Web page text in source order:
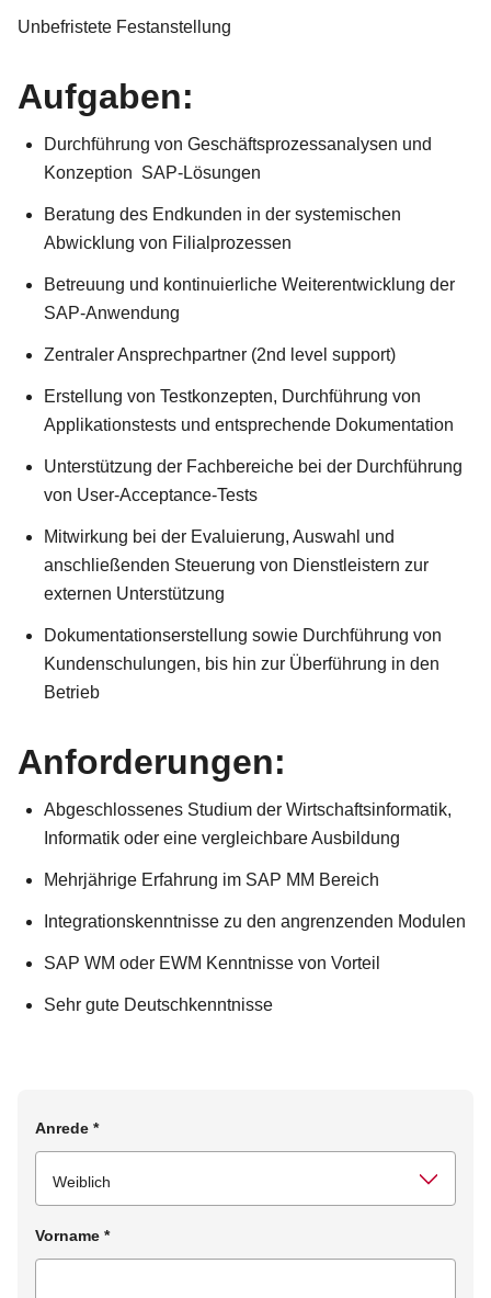
Unbefristete Festanstellung
Aufgaben:
Durchführung von Geschäftsprozessanalysen und
Konzeption SAP-Lösungen
Beratung des Endkunden in der systemischen
Abwicklung von Filialprozessen
Betreuung und kontinuierliche Weiterentwicklung der
SAP-Anwendung
Zentraler Ansprechpartner (2nd level support)
Erstellung von Testkonzepten, Durchführung von
Applikationstests und entsprechende Dokumentation
Unterstützung der Fachbereiche bei der Durchführung
von User-Acceptance-Tests
Mitwirkung bei der Evaluierung, Auswahl und
anschließenden Steuerung von Dienstleistern zur
externen Unterstützung
Dokumentationserstellung sowie Durchführung von
Kundenschulungen, bis hin zur Überführung in den
Betrieb
Anforderungen:
Abgeschlossenes Studium der Wirtschaftsinformatik,
Informatik oder eine vergleichbare Ausbildung
Mehrjährige Erfahrung im SAP MM Bereich
Integrationskenntnisse zu den angrenzenden Modulen
SAP WM oder EWM Kenntnisse von Vorteil
Sehr gute Deutschkenntnisse
Anrede *
Vorname *